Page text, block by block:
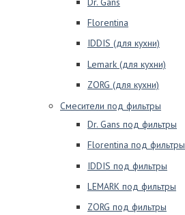
Florentina
IDDIS (для кухни)
Lemark (для кухни)
ZORG (для кухни)
Смесители под фильтры
Dr. Gans под фильтры
Florentina под фильтры
IDDIS под фильтры
LEMARK под фильтры
ZORG под фильтры